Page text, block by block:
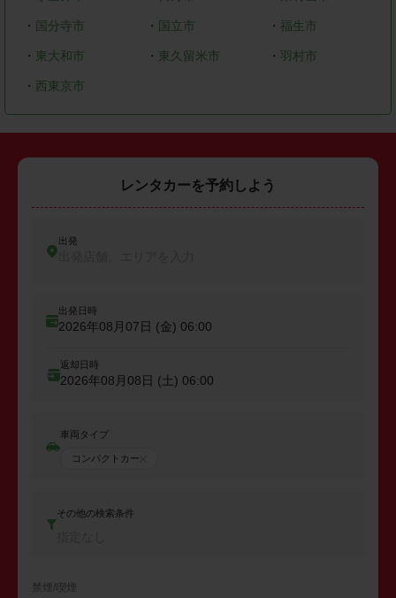
・ 国分寺市 ・ 国立市 ・ 福生市
・ 東大和市 ・ 東久留米市 ・羽村市
・ 西東京市
レンタカーを予約しよう
出発
出発日時
2026年08月07日 (金) 06:00
返却日時
2026年08月08日 (土) 06:00
車両タイプ
コンパクトカー
その他の検索条件
禁煙/喫煙